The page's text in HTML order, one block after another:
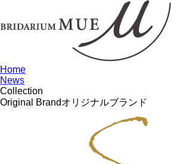
Home
News
Collection
Original Brandオリジナルブランド